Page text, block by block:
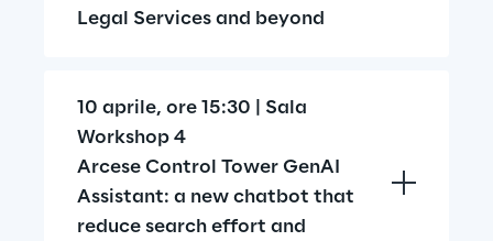
Legal Services and beyond
10 aprile, ore 15:30 | Sala
Workshop 4
Arcese Control Tower GenAI
Assistant: a new chatbot that
reduce search effort and